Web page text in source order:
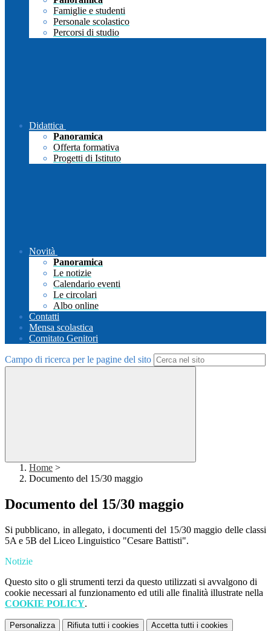
Famiglie e studenti
Personale scolastico
Percorsi di studio
Didattica
Panoramica
Offerta formativa
Progetti di Istituto
Novità
Panoramica
Le notizie
Calendario eventi
Le circolari
Albo online
Contatti
Mensa scolastica
Comitato Genitori
Campo di ricerca per le pagine del sito
Home >
Documento del 15/30 maggio
Documento del 15/30 maggio
Si pubblicano, in allegato, i documenti del 15/30 maggio delle classi
5A e 5B del Liceo Linguistico "Cesare Battisti".
Notizie
Questo sito o gli strumenti terzi da questo utilizzati si avvalgono di
cookie necessari al funzionamento ed utili alle finalità illustrate nella
COOKIE POLICY.
Personalizza Rifiuta tutti i cookies Accetta tutti i cookies